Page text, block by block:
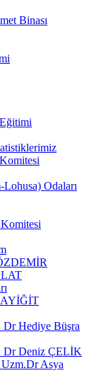
Binası
Odaları
Hediye Büşra
Dr Deniz ÇELİK
Asya